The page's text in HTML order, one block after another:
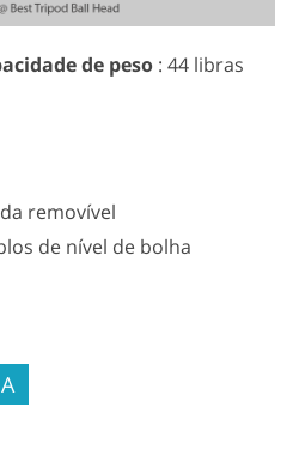
de peso : 44 libras
removível
de nível de bolha